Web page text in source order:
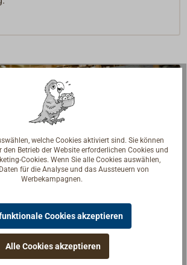
Artikel?
welche Cookies aktiviert sind. Sie können
Betrieb der Website erforderlichen Cookies und
Cookies. Wenn Sie alle Cookies auswählen,
für die Analyse und das Aussteuern von
Werbekampagnen.
Cookies akzeptieren
Alle Cookies akzeptieren